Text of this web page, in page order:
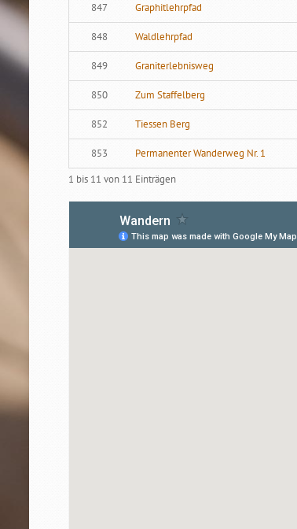
847 Graphitlehrpfad
848 Waldlehrpfad
849 Graniterlebnisweg
850 Zum Staffelberg
852 Tiessen Berg
853 Permanenter Wanderweg Nr. 1
1 bis 11 von 11 Einträgen